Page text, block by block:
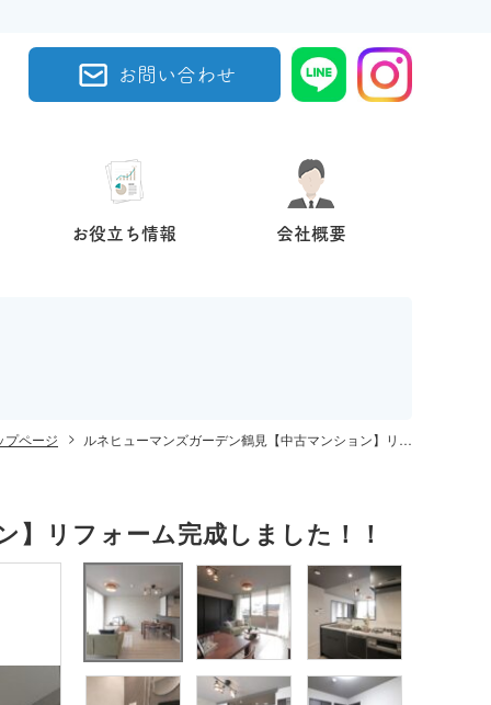
お問い合わせ
お役立ち情報 会社概要
プページ ルネヒューマンズガーデン鶴見【中古マンション】リフォーム完成しました！！
リフォーム完成しました！！